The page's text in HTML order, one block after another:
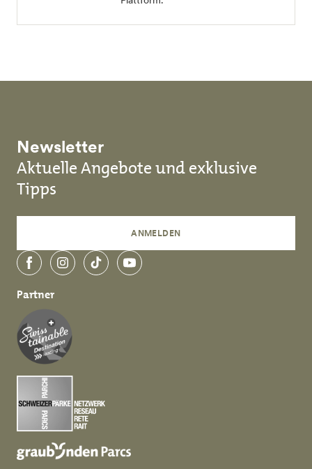
Newsletter
Aktuelle Angebote und exklusive
Tipps
ANMELDEN
FacebookInstagramTikTokYouTube
Partner